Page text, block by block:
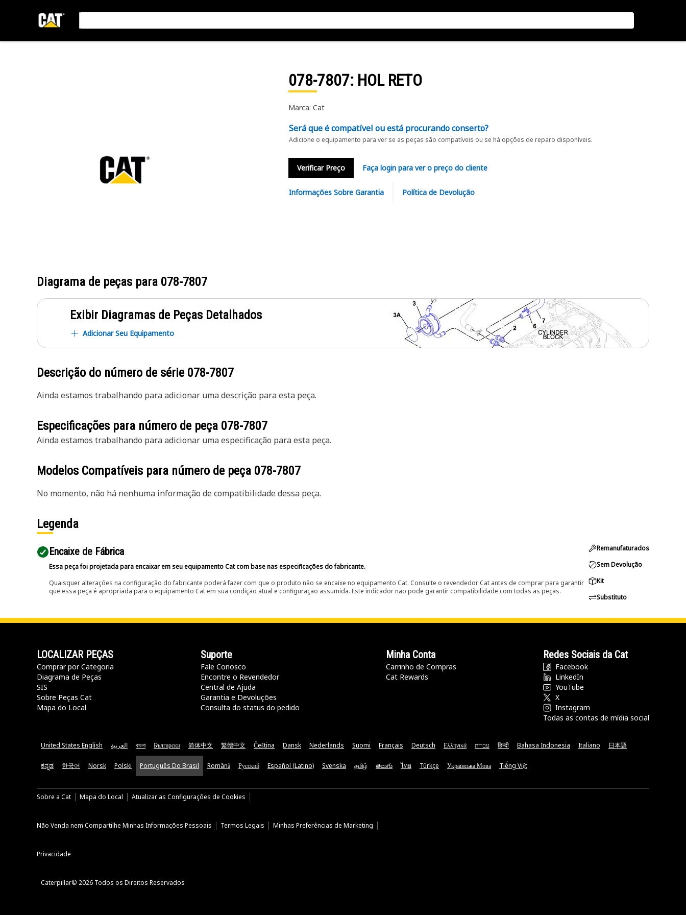
078-7807: HOL RETO
Marca: Cat
Será que é compatível ou está procurando conserto?
Adicione o equipamento para ver se as peças são compatíveis ou se há opções de reparo disponíveis.
Verificar Preço Faça login para ver o preço do cliente
Informações Sobre Garantia Política de Devolução
Diagrama de peças para 078-7807
Exibir Diagramas de Peças Detalhados
Adicionar Seu Equipamento
Descrição do número de série 078-7807
Ainda estamos trabalhando para adicionar uma descrição para esta peça.
Especificações para número de peça 078-7807
Ainda estamos trabalhando para adicionar uma especificação para esta peça.
Modelos Compatíveis para número de peça 078-7807
No momento, não há nenhuma informação de compatibilidade dessa peça.
Legenda
Encaixe de Fábrica
Essa peça foi projetada para encaixar em seu equipamento Cat com base nas especificações do fabricante.
Quaisquer alterações na configuração do fabricante poderá fazer com que o produto não se encaixe no equipamento Cat. Consulte o revendedor Cat antes de comprar para garantir
que essa peça é apropriada para o equipamento Cat em sua condição atual e configuração assumida. Este indicador não pode garantir compatibilidade com todas as peças.
Remanufaturados
Sem Devolução
Kit
Substituto
LOCALIZAR PEÇAS
Comprar por Categoria
Diagrama de Peças
SIS
Sobre Peças Cat
Mapa do Local
Suporte
Fale Conosco
Encontre o Revendedor
Central de Ajuda
Garantia e Devoluções
Consulta do status do pedido
Minha Conta
Carrinho de Compras
Cat Rewards
Redes Sociais da Cat
Facebook
LinkedIn
YouTube
X
Instagram
Todas as contas de mídia social
United States English العربية বাংলা Български 简体中文 繁體中文 Čeština Dansk Nederlands Suomi Français Deutsch Ελληνικά עברית हिन्दी Bahasa Indonesia Italiano 日本語
ಕನ್ನಡ 한국어 Norsk Polski Português Do Brasil Română Русский Español (Latino) Svenska தமிழ் తెలుగు ไทย Türkçe Українська Мова Tiếng Việt
Sobre a Cat Mapa do Local Atualizar as Configurações de Cookies
Não Venda nem Compartilhe Minhas Informações Pessoais Termos Legais Minhas Preferências de Marketing
Privacidade
Caterpillar© 2026 Todos os Direitos Reservados